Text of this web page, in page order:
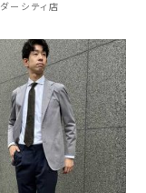
ーシティ店